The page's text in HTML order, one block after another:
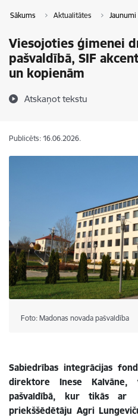
Sākums Aktualitātes Jaunumi
Viesojoties ģimenei
pašvaldībā, SIF
un kopienām
Atskaņot tekstu
Publicēts: 16.06.2026.
Foto: Madonas novada pašvaldība
Sabiedrības integrācijas
direktore Inese Kalvāne,
pašvaldībā, kur tikās ar
priekššēdētāju Agri